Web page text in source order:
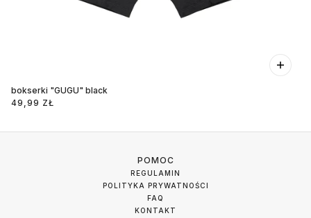
bokserki "GUGU" black
49,99 ZŁ
POMOC
REGULAMIN
POLITYKA PRYWATNOŚCI
FAQ
KONTAKT